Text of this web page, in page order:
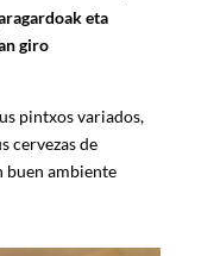
eta
giro
pintxos variados,
cervezas de
buen ambiente